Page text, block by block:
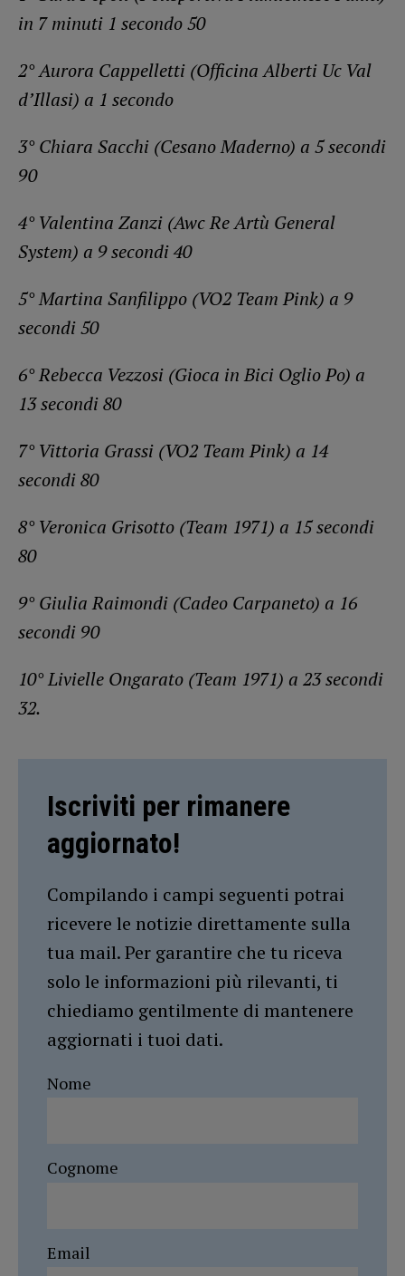
in 7 minuti 1 secondo 50
2° Aurora Cappelletti (Officina Alberti Uc Val
d’Illasi) a 1 secondo
3° Chiara Sacchi (Cesano Maderno) a 5 secondi
90
4° Valentina Zanzi (Awc Re Artù General
System) a 9 secondi 40
5° Martina Sanfilippo (VO2 Team Pink) a 9
secondi 50
6° Rebecca Vezzosi (Gioca in Bici Oglio Po) a
13 secondi 80
7° Vittoria Grassi (VO2 Team Pink) a 14
secondi 80
8° Veronica Grisotto (Team 1971) a 15 secondi
80
9° Giulia Raimondi (Cadeo Carpaneto) a 16
secondi 90
10° Livielle Ongarato (Team 1971) a 23 secondi
32.
Iscriviti per rimanere
aggiornato!
Compilando i campi seguenti potrai
ricevere le notizie direttamente sulla
tua mail. Per garantire che tu riceva
solo le informazioni più rilevanti, ti
chiediamo gentilmente di mantenere
aggiornati i tuoi dati.
Nome
Cognome
Email